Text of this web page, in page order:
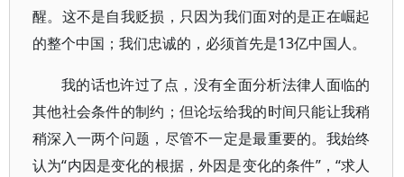
醒。这不是自我贬损，只因为我们面对的是正在崛起
的整个中国；我们忠诚的，必须首先是13亿中国人。
我的话也许过了点，没有全面分析法律人面临的
其他社会条件的制约；但论坛给我的时间只能让我稍
稍深入一两个问题，尽管不一定是最重要的。我始终
认为“内因是变化的根据，外因是变化的条件”，“求人